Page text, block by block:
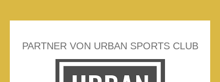
PARTNER VON URBAN SPORTS CLUB